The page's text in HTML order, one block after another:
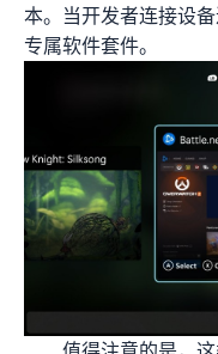
本。当开发者连接设
专属软件套件。